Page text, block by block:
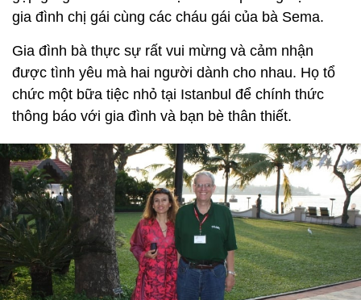
gia đình chị gái cùng các cháu gái của bà Sema.
Gia đình bà thực sự rất vui mừng và cảm nhận
được tình yêu mà hai người dành cho nhau. Họ tổ
chức một bữa tiệc nhỏ tại Istanbul để chính thức
thông báo với gia đình và bạn bè thân thiết.